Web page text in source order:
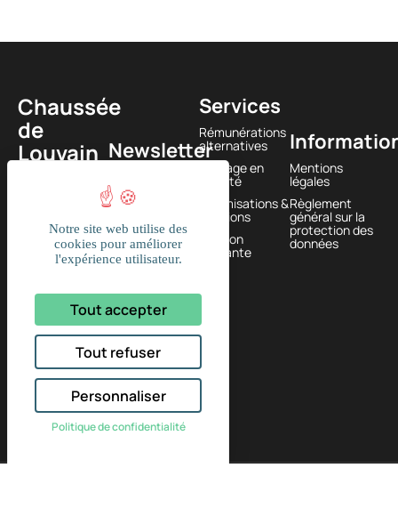
Chaussée
de
Louvain
Lasne,
BELGIQUE
+32
(0)2
374 61
Mentions
légales
Règlement
général sur la
protection des
données
Services
Rémunérations
alternatives
Passage en
société
Optimisations &
solutions
Gestion
courante
Newsletter
Notre site web utilise des
cookies pour améliorer
l'expérience utilisateur.
Tout accepter
Tout refuser
Personnaliser
Politique de confidentialité